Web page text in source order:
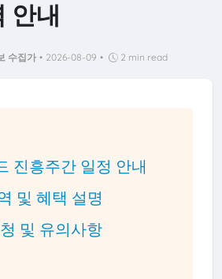
안내
수집가 • 2026-08-09 • 2 min read
진흥주간 일정 안내
및 혜택 설명
및 유의사항